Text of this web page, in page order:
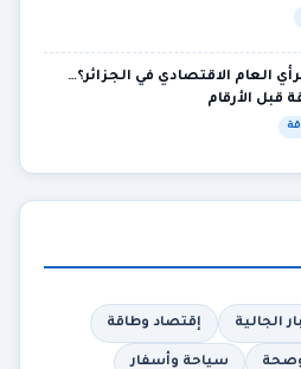
العام الاقتصادي في الجزائر؟…
قبل الأرقام
الجالية إقتصاد وطاقة
وصحة سياحة وأسفار